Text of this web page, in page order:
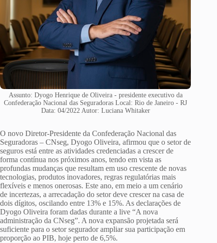
Assunto: Dyogo Henrique de Oliveira - presidente executivo da
Confederação Nacional das Seguradoras Local: Rio de Janeiro - RJ
Data: 04/2022 Autor: Luciana Whitaker
O novo Diretor-Presidente da Confederação Nacional das
Seguradoras – CNseg, Dyogo Oliveira, afirmou que o setor de
seguros está entre as atividades credenciadas a crescer de
forma contínua nos próximos anos, tendo em vista as
profundas mudanças que resultam em uso crescente de novas
tecnologias, produtos inovadores, regras regulatórias mais
flexíveis e menos onerosas. Este ano, em meio a um cenário
de incertezas, a arrecadação do setor deve crescer na casa de
dois dígitos, oscilando entre 13% e 15%. As declarações de
Dyogo Oliveira foram dadas durante a live “A nova
administração da CNseg”. A nova expansão projetada será
suficiente para o setor segurador ampliar sua participação em
proporção ao PIB, hoje perto de 6,5%.